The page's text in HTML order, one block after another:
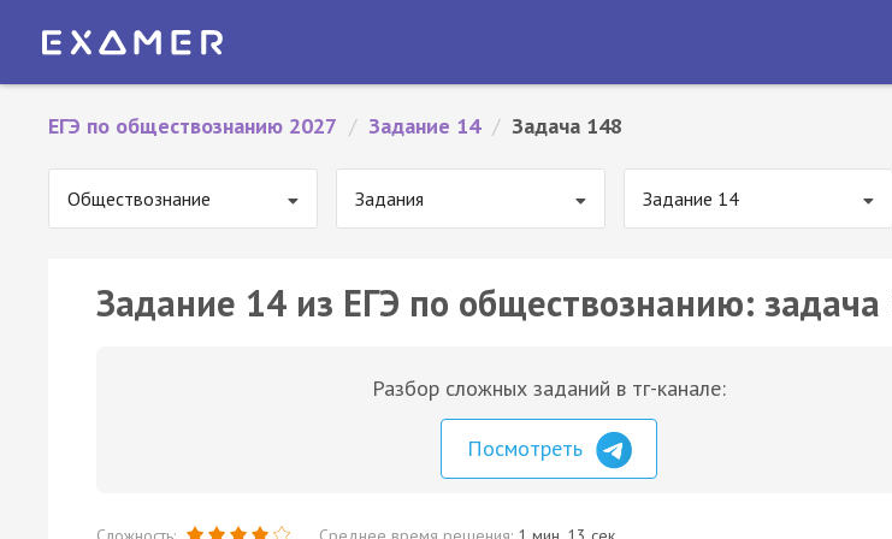
ЕГЭ по обществознанию 2027 / Задание 14 / Задача 148
Обществознание Задания Задание 14
Задание 14 из ЕГЭ по обществознанию: задача
Разбор сложных заданий в тг-канале:
Посмотреть